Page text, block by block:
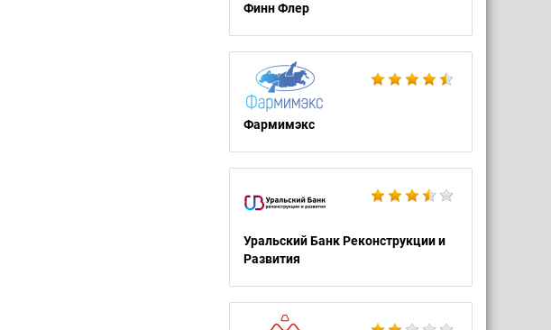
Финн Флер
Фармимэкс
Уральский Банк Реконструкции и
Развития